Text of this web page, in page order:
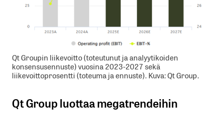
Qt Groupin liikevoitto (toteutunut ja analyytikoiden
konsensusennuste) vuosina 2023-2027 sekä
liikevoittoprosentti (toteuma ja ennuste). Kuva: Qt Group.
Qt Group luottaa megatrendeihin